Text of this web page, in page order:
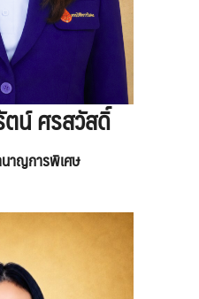
ตน์ ศรสวัสดิ์
าญการพิเศษ